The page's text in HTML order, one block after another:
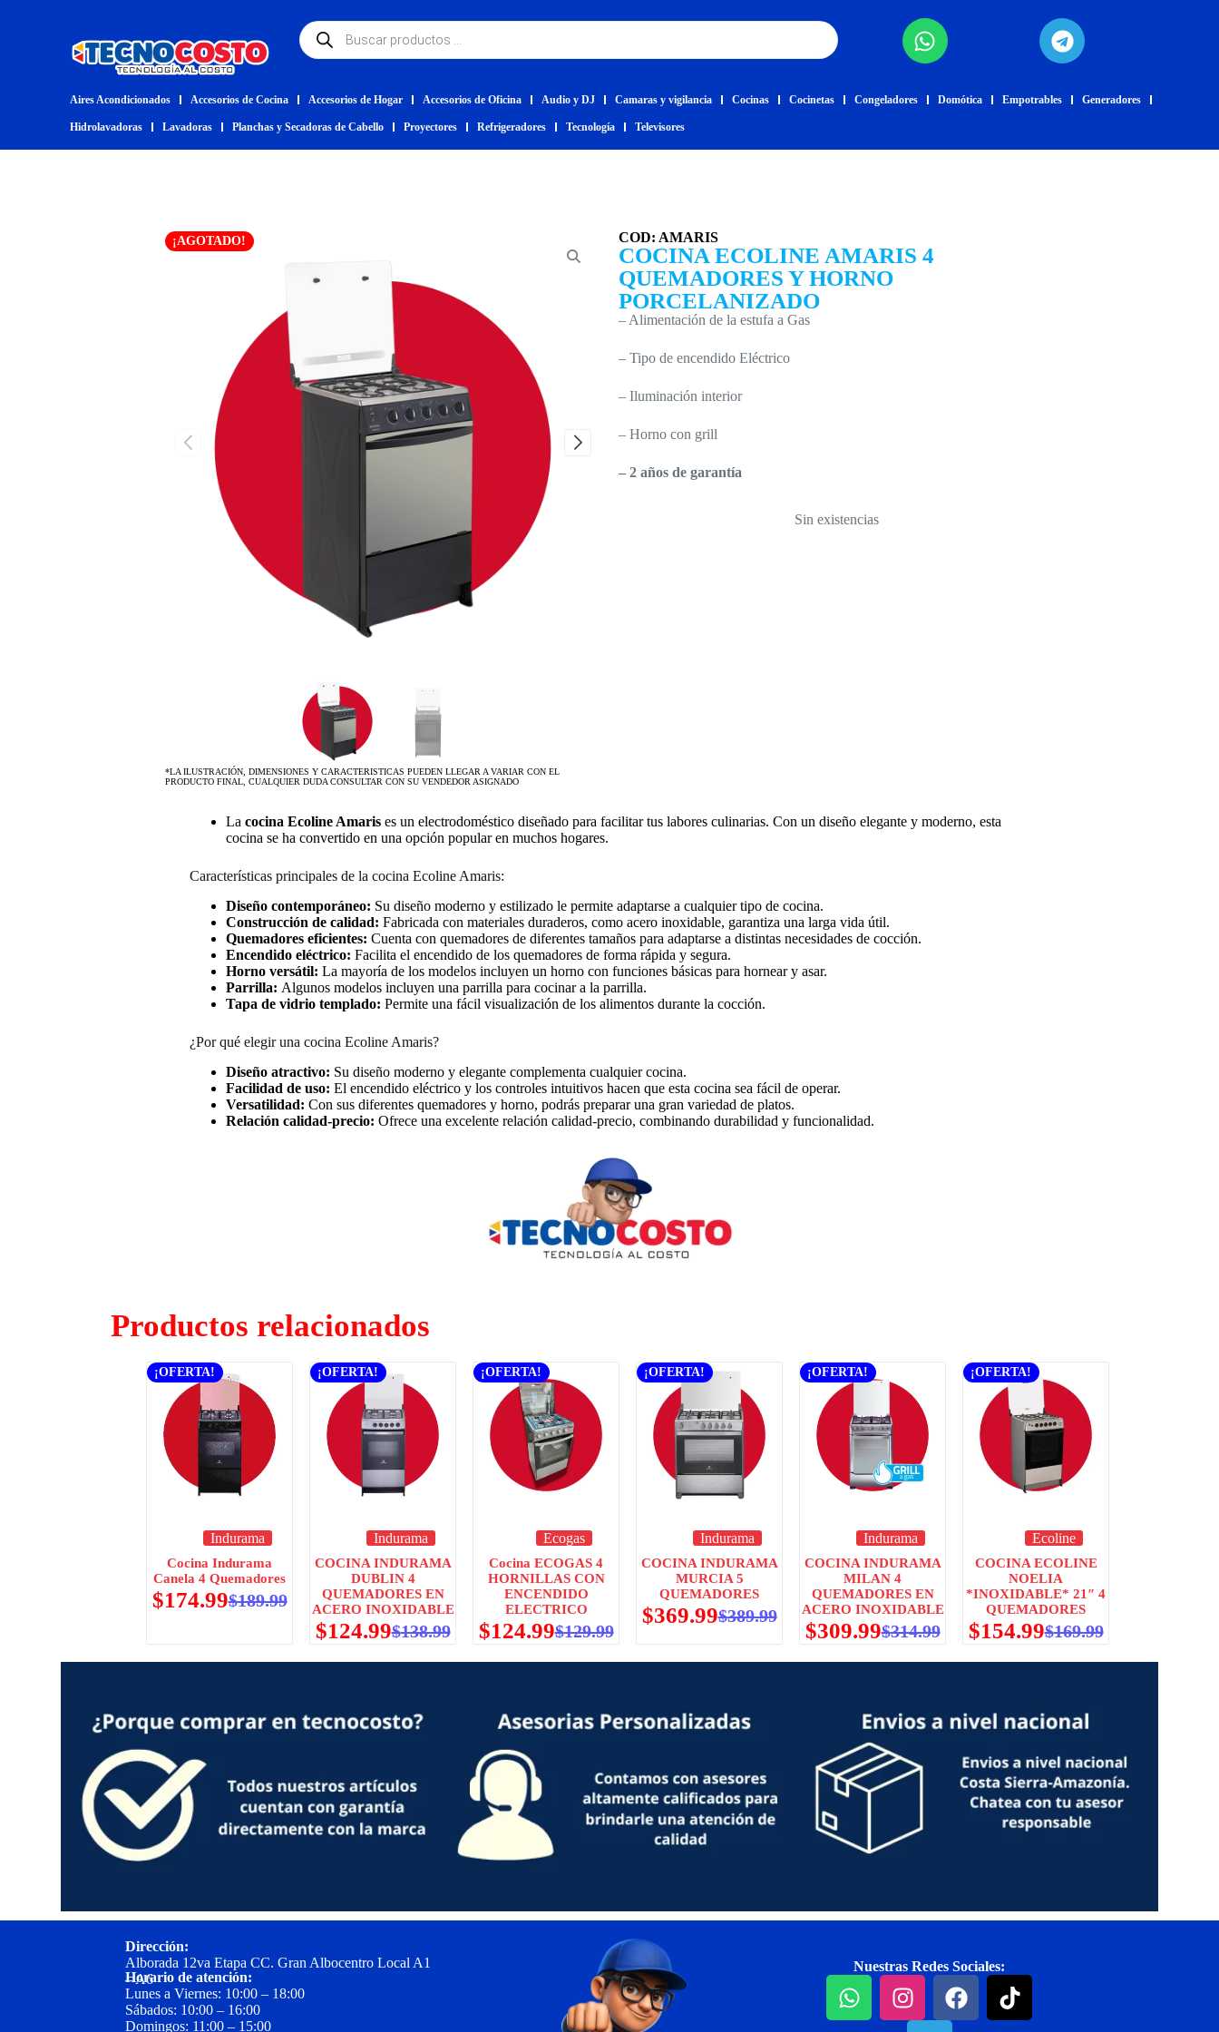
Aires Acondicionados Accesorios de Cocina Accesorios de Hogar Accesorios de Oficina Audio y DJ Camaras y vigilancia Cocinas Cocinetas Congeladores Domótica Empotrables Generadores
Hidrolavadoras Lavadoras Planchas y Secadoras de Cabello Proyectores Refrigeradores Tecnología Televisores
*LA ILUSTRACIÓN, DIMENSIONES Y CARACTERISTICAS PUEDEN LLEGAR A VARIAR CON EL
PRODUCTO FINAL, CUALQUIER DUDA CONSULTAR CON SU VENDEDOR ASIGNADO
COD: AMARIS
COCINA ECOLINE AMARIS 4
QUEMADORES Y HORNO
PORCELANIZADO
– Alimentación de la estufa a Gas
– Tipo de encendido Eléctrico
– Iluminación interior
– Horno con grill
– 2 años de garantía
Sin existencias
La cocina Ecoline Amarises un electrodoméstico diseñado para facilitar tus labores culinarias. Con un diseño elegante y moderno, esta
cocina se ha convertido en una opción popular en muchos hogares.
Características principales de la cocina Ecoline Amaris:
Diseño contemporáneo: Su diseño moderno y estilizado le permite adaptarse a cualquier tipo de cocina.
Construcción de calidad: Fabricada con materiales duraderos, como acero inoxidable, garantiza una larga vida útil.
Quemadores eficientes: Cuenta con quemadores de diferentes tamaños para adaptarse a distintas necesidades de cocción.
Encendido eléctrico: Facilita el encendido de los quemadores de forma rápida y segura.
Horno versátil: La mayoría de los modelos incluyen un horno con funciones básicas para hornear y asar.
Parrilla: Algunos modelos incluyen una parrilla para cocinar a la parrilla.
Tapa de vidrio templado: Permite una fácil visualización de los alimentos durante la cocción.
¿Por qué elegir una cocina Ecoline Amaris?
Diseño atractivo: Su diseño moderno y elegante complementa cualquier cocina.
Facilidad de uso: El encendido eléctrico y los controles intuitivos hacen que esta cocina sea fácil de operar.
Versatilidad: Con sus diferentes quemadores y horno, podrás preparar una gran variedad de platos.
Relación calidad-precio: Ofrece una excelente relación calidad-precio, combinando durabilidad y funcionalidad.
Productos relacionados
¡OFERTA!
Indurama
Cocina Indurama
Canela 4 Quemadores
$189.99
$174.99
¡OFERTA!
Indurama
COCINA INDURAMA
DUBLIN 4
QUEMADORES EN
ACERO INOXIDABLE
$138.99
$124.99
¡OFERTA!
Ecogas
Cocina ECOGAS 4
HORNILLAS CON
ENCENDIDO
ELECTRICO
$129.99
$124.99
¡OFERTA!
Indurama
COCINA INDURAMA
MURCIA 5
QUEMADORES
$389.99
$369.99
¡OFERTA!
Indurama
COCINA INDURAMA
MILAN 4
QUEMADORES EN
ACERO INOXIDABLE
$314.99
$309.99
¡OFERTA!
Ecoline
COCINA ECOLINE
NOELIA
*INOXIDABLE* 21″ 4
QUEMADORES
$169.99
$154.99
Dirección:
Alborada 12va Etapa CC. Gran Albocentro Local A1
– A6
Horario de atención:
Lunes a Viernes: 10:00 – 18:00
Sábados: 10:00 – 16:00
Domingos: 11:00 – 15:00
Nuestras Redes Sociales: